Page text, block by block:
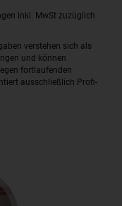
inkl. MwSt zuzüglich
verstehen sich als
und können
fortlaufenden
ausschließlich Profi-